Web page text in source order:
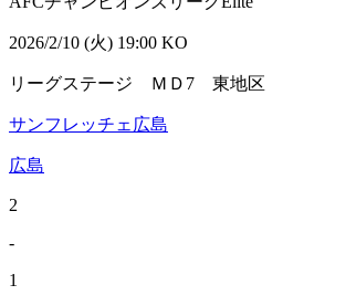
2026/2/10 (火) 19:00 KO
リーグステージ ＭＤ7 東地区
サンフレッチェ広島
広島
2
-
1